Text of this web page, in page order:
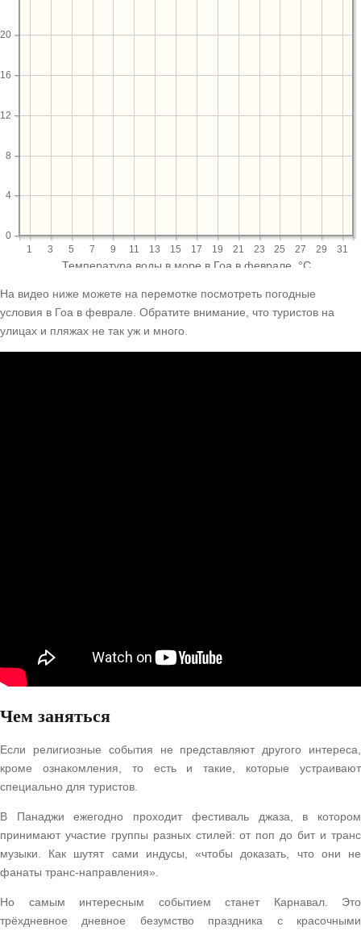
На видео ниже можете на перемотке посмотреть погодные
условия в Гоа в феврале. Обратите внимание, что туристов на
улицах и пляжах не так уж и много.
Чем заняться
Если религиозные события не представляют другого интереса,
кроме ознакомления, то есть и такие, которые устраивают
специально для туристов.
В Панаджи ежегодно проходит фестиваль джаза, в котором
принимают участие группы разных стилей: от поп до бит и транс
музыки. Как шутят сами индусы, «чтобы доказать, что они не
фанаты транс-направления».
Но самым интересным событием станет Карнавал. Это
трёхдневное дневное безумство праздника с красочными